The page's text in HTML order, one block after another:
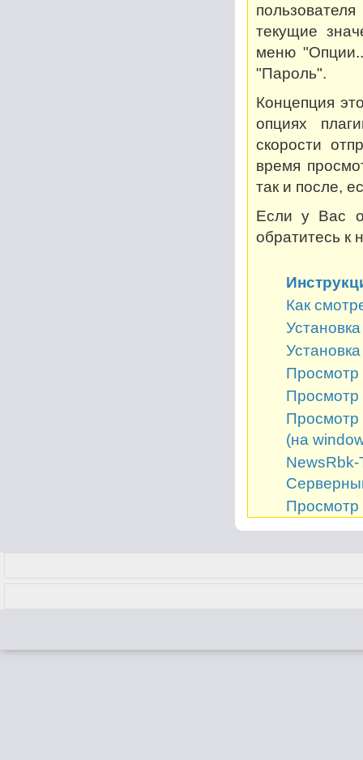
текущие
меню
"Пароль".
Концепция
опциях
скорости
время
так и после,
Если у Вас
обратитесь к
Как
Просмотр
Просмотр
Просмотр
(на
Просмотр